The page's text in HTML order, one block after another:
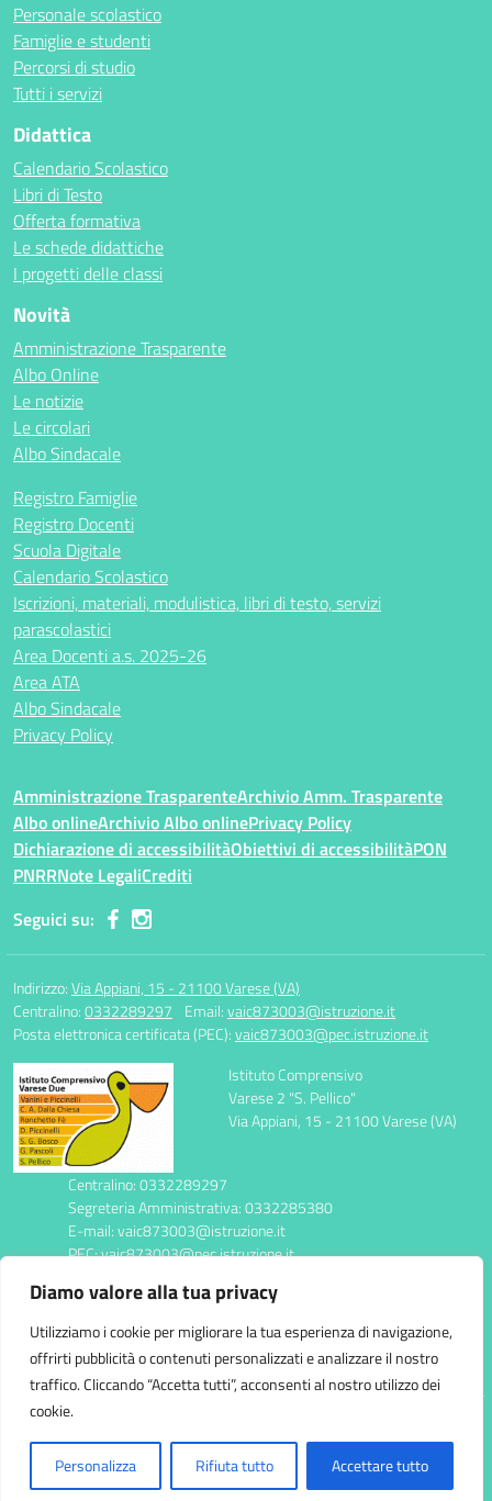
Diamo valore alla tua privacy
Utilizziamo i cookie per migliorare la tua esperienza di navigazione,
offrirti pubblicità o contenuti personalizzati e analizzare il nostro
traffico. Cliccando “Accetta tutti”, acconsenti al nostro utilizzo dei
cookie.
Personalizza Rifiuta tutto Accettare tutto
Personale scolastico
Famiglie e studenti
Percorsi di studio
Tutti i servizi
Didattica
Calendario Scolastico
Libri di Testo
Offerta formativa
Le schede didattiche
I progetti delle classi
Novità
Amministrazione Trasparente
Albo Online
Le notizie
Le circolari
Albo Sindacale
Registro Famiglie
Registro Docenti
Scuola Digitale
Calendario Scolastico
Iscrizioni, materiali, modulistica, libri di testo, servizi
parascolastici
Area Docenti a.s. 2025-26
Area ATA
Albo Sindacale
Privacy Policy
Amministrazione TrasparenteArchivio Amm. Trasparente
Albo onlineArchivio Albo onlinePrivacy Policy
Dichiarazione di accessibilitàObiettivi di accessibilitàPON
PNRRNote LegaliCrediti
Seguici su:
Indirizzo:Via Appiani, 15 - 21100 Varese (VA)
Centralino:0332289297 Email:vaic873003@istruzione.it
Posta elettronica certificata (PEC):vaic873003@pec.istruzione.it
Istituto Comprensivo
Varese 2 "S. Pellico"
Via Appiani, 15 - 21100 Varese (VA)
Centralino: 0332289297
Segreteria Amministrativa: 0332285380
E-mail: vaic873003@istruzione.it
PEC: vaic873003@pec.istruzione.it
Codice Fiscale: 95039310123
CUF: UFEDC4